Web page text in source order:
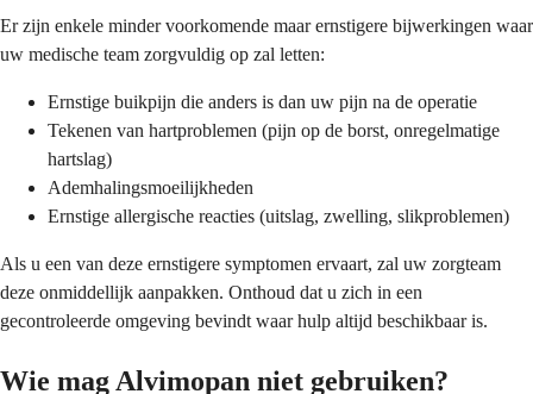
Er zijn enkele minder voorkomende maar ernstigere bijwerkingen waar
uw medische team zorgvuldig op zal letten:
Ernstige buikpijn die anders is dan uw pijn na de operatie
Tekenen van hartproblemen (pijn op de borst, onregelmatige
hartslag)
Ademhalingsmoeilijkheden
Ernstige allergische reacties (uitslag, zwelling, slikproblemen)
Als u een van deze ernstigere symptomen ervaart, zal uw zorgteam
deze onmiddellijk aanpakken. Onthoud dat u zich in een
gecontroleerde omgeving bevindt waar hulp altijd beschikbaar is.
Wie mag Alvimopan niet gebruiken?